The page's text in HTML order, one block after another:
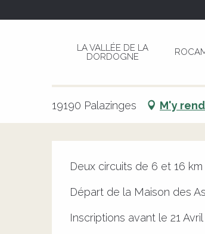
LA VALLÉE DE LA
DORDOGNE
La Rando des P'tits
19190 Palazinges M'y
Deux circuits de 6 et 16
Départ de la Maison des
Inscriptions avant le 21 Avril